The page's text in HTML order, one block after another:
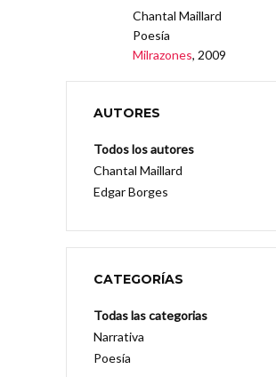
Chantal Maillard
Poesía
Milrazones, 2009
AUTORES
Todos los autores
Chantal Maillard
Edgar Borges
CATEGORÍAS
Todas las categorias
Narrativa
Poesía